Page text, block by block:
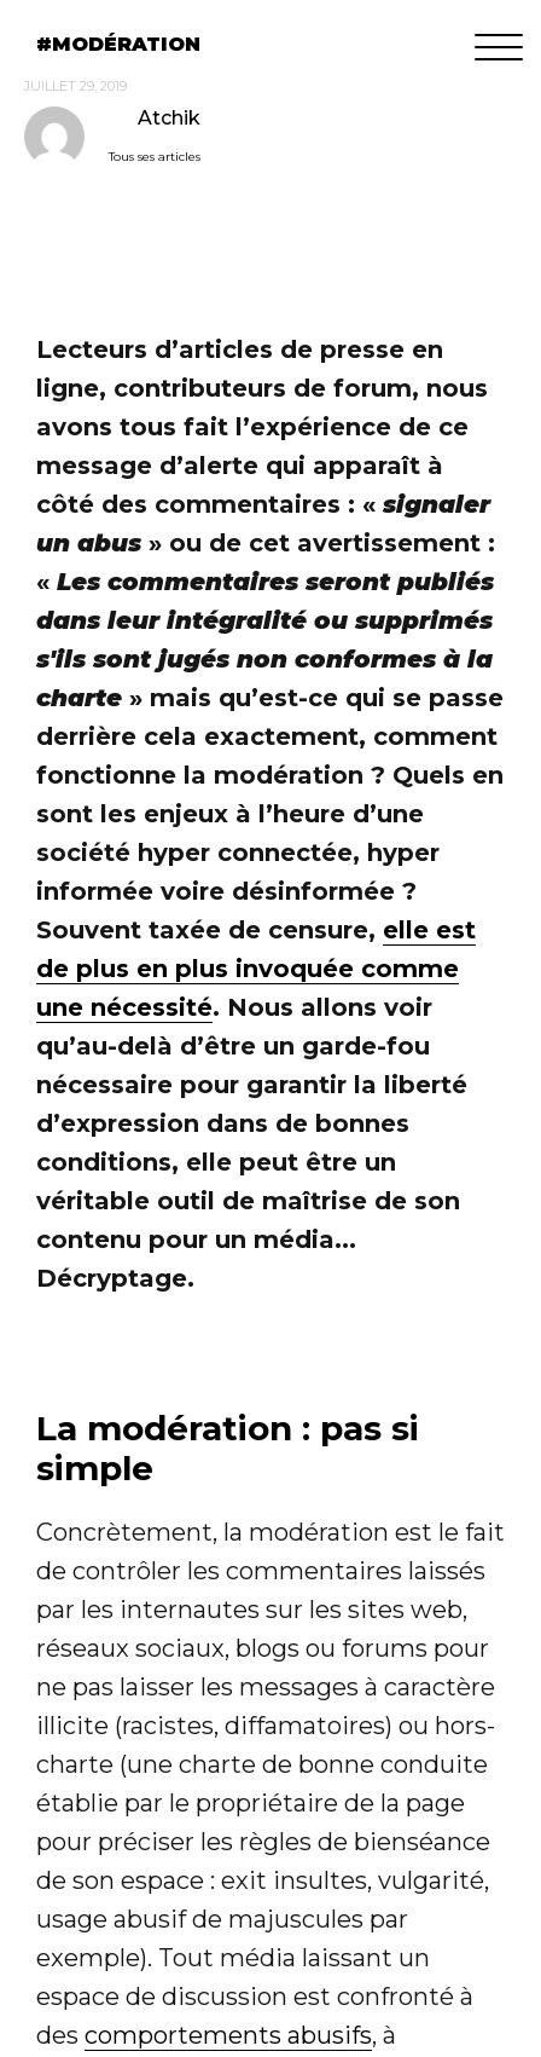
MODÉRATION
JUILLET 29, 2019
Atchik
Tous ses articles
Lecteurs d’articles de presse en
ligne, contributeurs de forum, nous
avons tous fait l’expérience de ce
message d’alerte qui apparaît à
côté des commentaires : «signaler
un abus » ou de cet avertissement :
« Les commentaires seront publiés
dans leur intégralité ou supprimés
s'ils sont jugés non conformes à la
charte » mais qu’est-ce qui se passe
derrière cela exactement, comment
fonctionne la modération ? Quels en
sont les enjeux à l’heure d’une
société hyper connectée, hyper
informée voire désinformée ?
Souvent taxée de censure, elle est
de plus en plus invoquée comme
une nécessité. Nous allons voir
qu’au-delà d’être un garde-fou
nécessaire pour garantir la liberté
d’expression dans de bonnes
conditions, elle peut être un
véritable outil de maîtrise de son
contenu pour un média...
Décryptage.
La modération : pas si
simple
Concrètement, la modération est le fait
de contrôler les commentaires laissés
par les internautes sur les sites web,
réseaux sociaux, blogs ou forums pour
ne pas laisser les messages à caractère
illicite (racistes, diffamatoires) ou hors-
charte (une charte de bonne conduite
établie par le propriétaire de la page
pour préciser les règles de bienséance
de son espace : exit insultes, vulgarité,
usage abusif de majuscules par
exemple). Tout média laissant un
espace de discussion est confronté à
des comportements abusifs, à